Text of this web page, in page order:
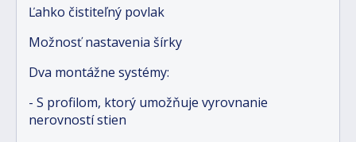
Ľahko čistiteľný povlak
Možnosť nastavenia šírky
Dva montážne systémy:
- S profilom, ktorý umožňuje vyrovnanie
nerovností stien